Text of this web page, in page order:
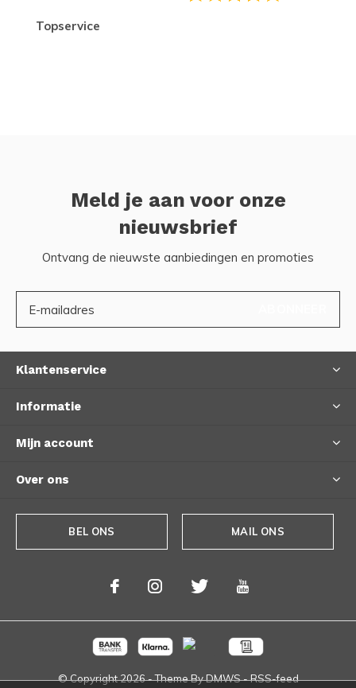
topservice
Meld je aan voor onze
nieuwsbrief
Ontvang de nieuwste aanbiedingen en promoties
Klantenservice
Informatie
Mijn account
Over ons
BEL ONS MAIL ONS
© Copyright2026- Theme ByDMWS-RSS-feed